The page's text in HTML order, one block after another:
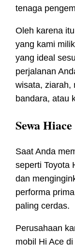
tenaga
Oleh karena
yang kami
yang ideal
perjalanan
wisata, ziarah,
bandara, atau
Sewa
Saat Anda
seperti Toyota
dan
performa
paling cerdas.
Perusahaan
mobil Hi Ace